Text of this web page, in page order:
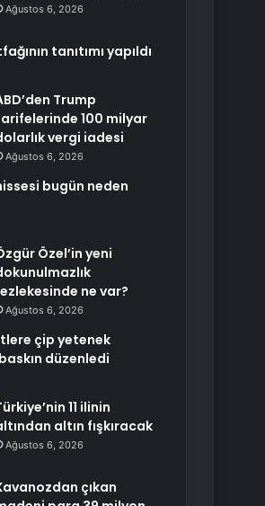
Ağustos 6, 2026
tanıtımı yapıldı
Trump
100 milyar
vergi iadesi
Ağustos 6, 2026
bugün neden
Özel’in yeni
ne var?
Ağustos 6, 2026
çip yetenek
düzenledi
11 ilinin
altın fışkıracak
Ağustos 6, 2026
çıkan